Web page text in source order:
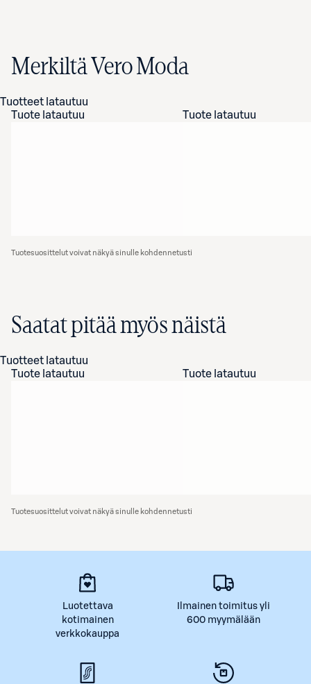
Merkiltä Vero Moda
Tuotteet latautuu
Tuote latautuu
Tuote latautuu
Tuotesuosittelut voivat näkyä sinulle kohdennetusti
Saatat pitää myös näistä
Tuotteet latautuu
Tuote latautuu
Tuote latautuu
Tuotesuosittelut voivat näkyä sinulle kohdennetusti
Luotettava
kotimainen
verkkokauppa
Ilmainen toimitus yli
600 myymälään